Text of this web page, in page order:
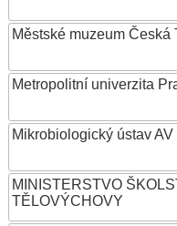
Městské muzeum Česká
Metropolitní univerzita
Mikrobiologický ústav AV
MINISTERSTVO
TĚLOVÝCHOVY